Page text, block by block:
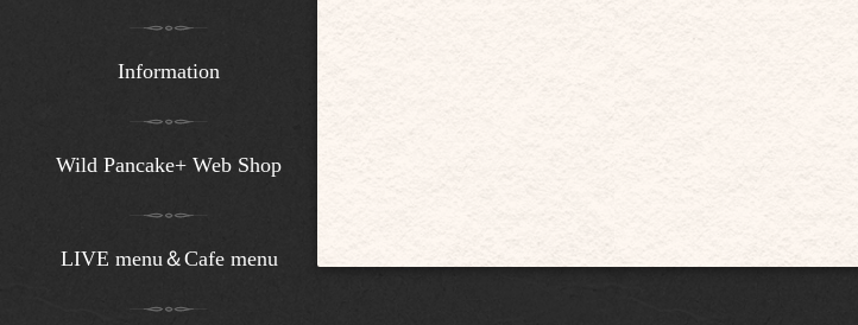
Information
Wild Pancake+ Web Shop
LIVE menu＆Cafe menu